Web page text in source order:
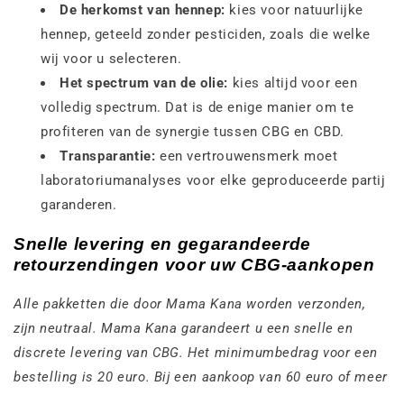
De herkomst van hennep: kies voor natuurlijke
hennep, geteeld zonder pesticiden, zoals die welke
wij voor u selecteren.
Het spectrum van de olie: kies altijd voor een
volledig spectrum. Dat is de enige manier om te
profiteren van de synergie tussen CBG en CBD.
Transparantie: een vertrouwensmerk moet
laboratoriumanalyses voor elke geproduceerde partij
garanderen.
Snelle levering en gegarandeerde
retourzendingen voor uw CBG-aankopen
Alle pakketten die door Mama Kana worden verzonden,
zijn neutraal. Mama Kana garandeert u een snelle en
discrete levering van CBG. Het minimumbedrag voor een
bestelling is 20 euro. Bij een aankoop van 60 euro of meer